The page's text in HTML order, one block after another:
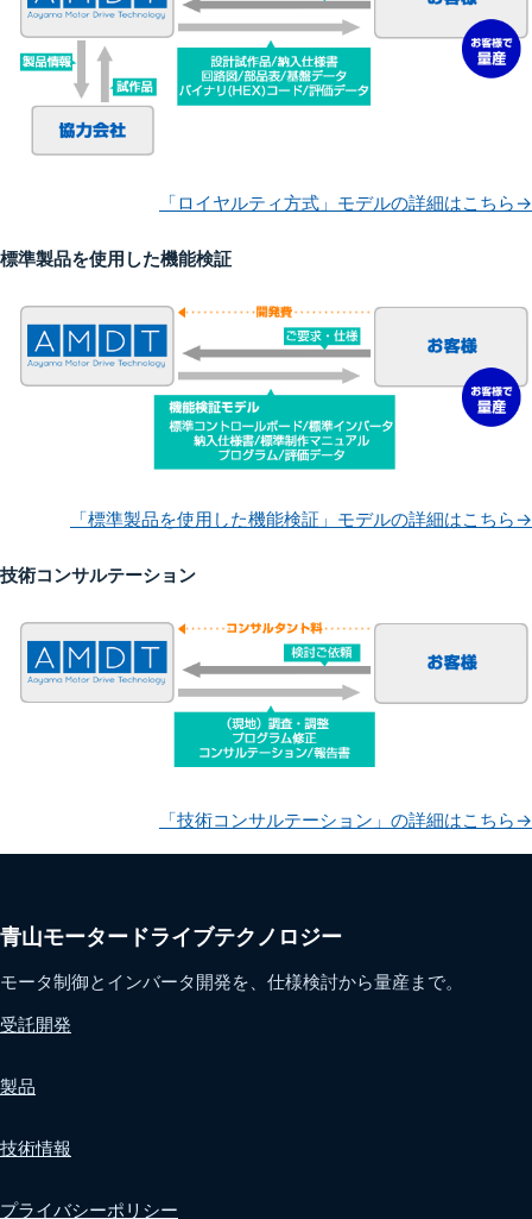
「ロイヤルティ方式」モデルの詳細はこちら→
標準製品を使用した機能検証
「標準製品を使用した機能検証」モデルの詳細はこちら→
技術コンサルテーション
「技術コンサルテーション」の詳細はこちら→
青山モータードライブテクノロジー
モータ制御とインバータ開発を、仕様検討から量産まで。
受託開発
製品
技術情報
プライバシーポリシー